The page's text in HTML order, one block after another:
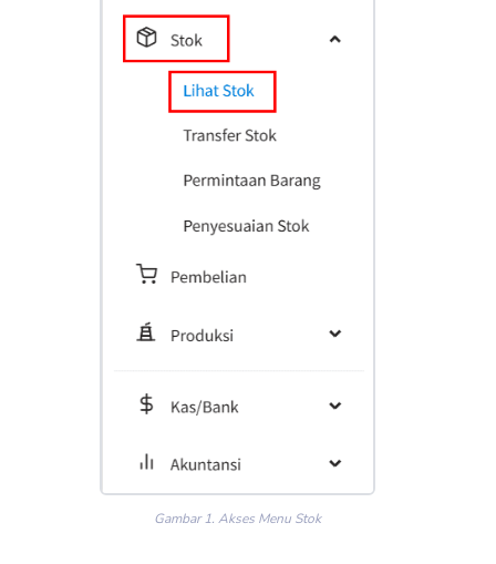
Gambar 1. Akses Menu Stok